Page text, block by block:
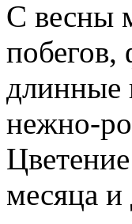
С весны
побегов,
длинные
нежно-
месяца и